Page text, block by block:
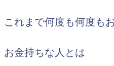
これまで何度も何度も
お金持ちな人とは